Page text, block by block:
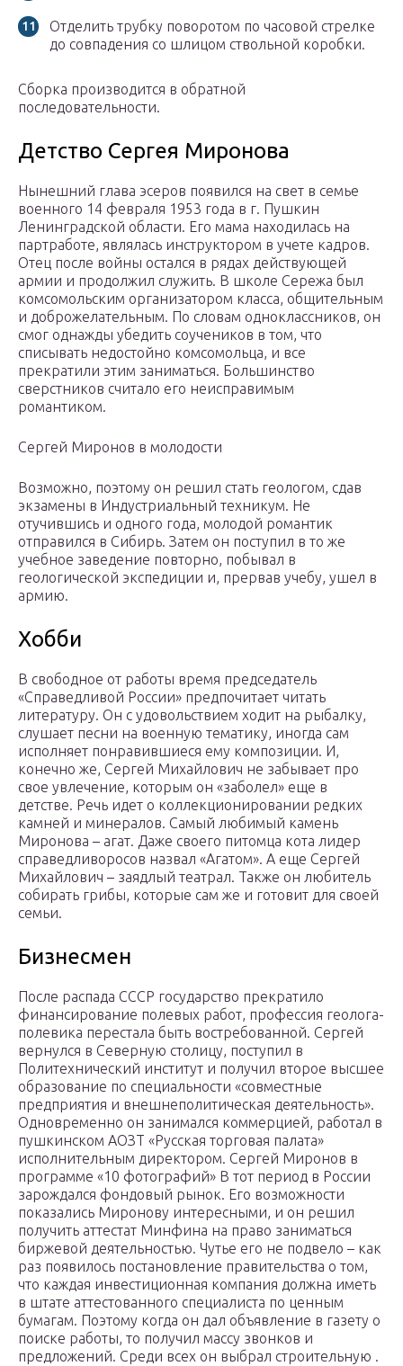
Отделить трубку поворотом по часовой стрелке
до совпадения со шлицом ствольной коробки.
Сборка производится в обратной
последовательности.
Детство Сергея Миронова
Нынешний глава эсеров появился на свет в семье
военного 14 февраля 1953 года в г. Пушкин
Ленинградской области. Его мама находилась на
партработе, являлась инструктором в учете кадров.
Отец после войны остался в рядах действующей
армии и продолжил служить. В школе Сережа был
комсомольским организатором класса, общительным
и доброжелательным. По словам одноклассников, он
смог однажды убедить соучеников в том, что
списывать недостойно комсомольца, и все
прекратили этим заниматься. Большинство
сверстников считало его неисправимым
романтиком.
Сергей Миронов в молодости
Возможно, поэтому он решил стать геологом, сдав
экзамены в Индустриальный техникум. Не
отучившись и одного года, молодой романтик
отправился в Сибирь. Затем он поступил в то же
учебное заведение повторно, побывал в
геологической экспедиции и, прервав учебу, ушел в
армию.
Хобби
В свободное от работы время председатель
«Справедливой России» предпочитает читать
литературу. Он с удовольствием ходит на рыбалку,
слушает песни на военную тематику, иногда сам
исполняет понравившиеся ему композиции. И,
конечно же, Сергей Михайлович не забывает про
свое увлечение, которым он «заболел» еще в
детстве. Речь идет о коллекционировании редких
камней и минералов. Самый любимый камень
Миронова – агат. Даже своего питомца кота лидер
справедливоросов назвал «Агатом». А еще Сергей
Михайлович – заядлый театрал. Также он любитель
собирать грибы, которые сам же и готовит для своей
семьи.
Бизнесмен
После распада СССР государство прекратило
финансирование полевых работ, профессия геолога-
полевика перестала быть востребованной. Сергей
вернулся в Северную столицу, поступил в
Политехнический институт и получил второе высшее
образование по специальности «совместные
предприятия и внешнеполитическая деятельность».
Одновременно он занимался коммерцией, работал в
пушкинском АОЗТ «Русская торговая палата»
исполнительным директором. Сергей Миронов в
программе «10 фотографий» В тот период в России
зарождался фондовый рынок. Его возможности
показались Миронову интересными, и он решил
получить аттестат Минфина на право заниматься
биржевой деятельностью. Чутье его не подвело – как
раз появилось постановление правительства о том,
что каждая инвестиционная компания должна иметь
в штате аттестованного специалиста по ценным
бумагам. Поэтому когда он дал объявление в газету о
поиске работы, то получил массу звонков и
предложений. Среди всех он выбрал строительную .